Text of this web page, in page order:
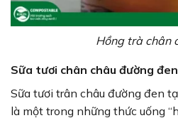
Hồng trà chân
Sữa tươi chân châu đường đen
Sữa tươi trân châu đường đen
là một trong những thức uống